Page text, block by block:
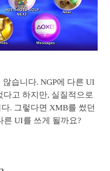
습니다. NGP에 다른 UI
다고 하지만, 실질적으로
. 그렇다면 XMB를 썼던
른 UI를 쓰게 될까요?